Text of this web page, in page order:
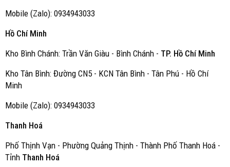
Mobile (Zalo): 0934943033
Hồ Chí Minh
Kho Bình Chánh: Trần Văn Giàu - Bình Chánh - TP. Hồ Chí Minh
Kho Tân Bình: Đường CN5 - KCN Tân Bình - Tân Phú - Hồ Chí
Minh
Mobile (Zalo): 0934943033
Thanh Hoá
Phố Thịnh Vạn - Phường Quảng Thịnh - Thành Phố Thanh Hoá -
Tỉnh Thanh Hoá